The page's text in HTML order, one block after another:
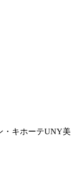
キホーテUNY美